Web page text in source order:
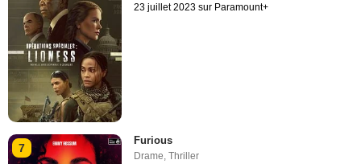
23 juillet 2023 sur Paramount+
7
Furious
Drame,Thriller